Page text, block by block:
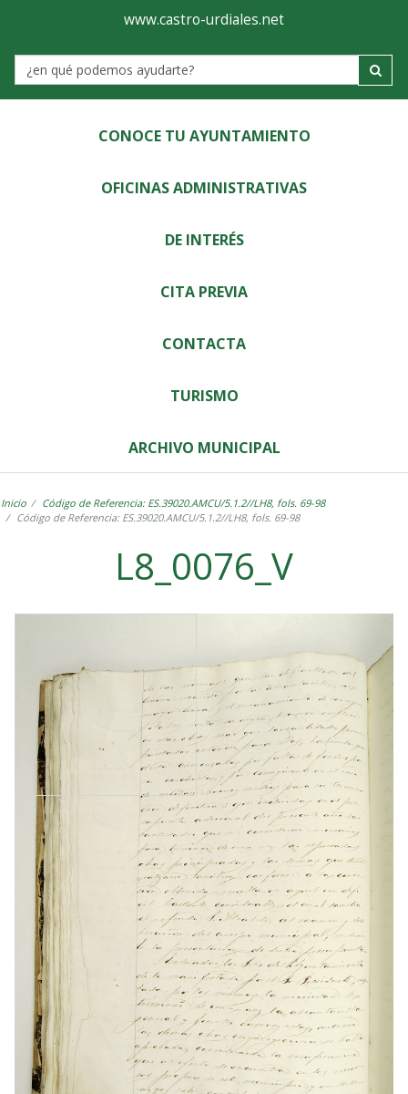
Ayuntamiento
de
Castro-
Urdiales
www.castro-urdiales.net
Label
CONOCE TU AYUNTAMIENTO
OFICINAS ADMINISTRATIVAS
DE INTERÉS
CITA PREVIA
CONTACTA
TURISMO
ARCHIVO MUNICIPAL
Inicio
Código de Referencia: ES.39020.AMCU/5.1.2//LH8, fols. 69-98
Código de Referencia: ES.39020.AMCU/5.1.2//LH8, fols. 69-98
L8_0076_V